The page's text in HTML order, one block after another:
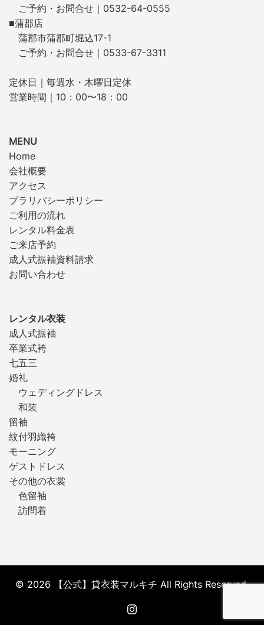
ご予約・お問合せ｜0532-64-0555
■蒲郡店
蒲郡市蒲郡町堀込17-1
ご予約・お問合せ｜0533-67-3311
定休日｜毎週水・木曜日定休
営業時間｜10：00〜18：00
MENU
Home
会社概要
アクセス
プラリバシーポリシー
ご利用の流れ
レンタル料金表
ご来店予約
成人式振袖資料請求
お問い合わせ
レンタル衣装
成人式振袖
卒業式袴
七五三
婚礼
ウェディングドレス
和装
留袖
紋付羽織袴
モーニング
ゲストドレス
その他の衣裳
色留袖
訪問着
© 2026 【公式】貸衣装マルキチ All Rights Reserved.